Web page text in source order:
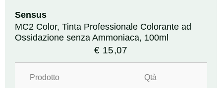
Sensus
MC2 Color, Tinta Professionale Colorante ad
Ossidazione senza Ammoniaca, 100ml
€ 15,07
Prodotto Qtà